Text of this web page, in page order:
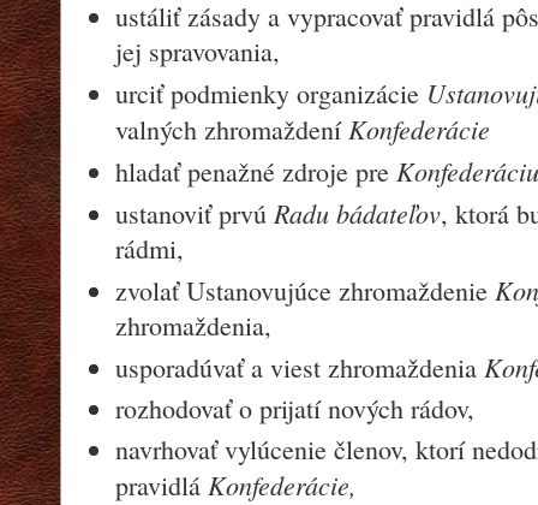
ustáliť zásady a vypracovať pravidlá
jej spravovania,
urciť podmienky organizácie
valných zhromaždeníKonfederácie
hladať penažné zdroje pre
ustanoviť prvú Radu bádateľov, ktorá
rádmi,
zvolať Ustanovujúce zhromaždenie
zhromaždenia,
usporadúvať a viest zhromaždenia
rozhodovať o prijatí nových rádov,
navrhovať vylúcenie členov, ktorí
pravidlá Konfederácie,